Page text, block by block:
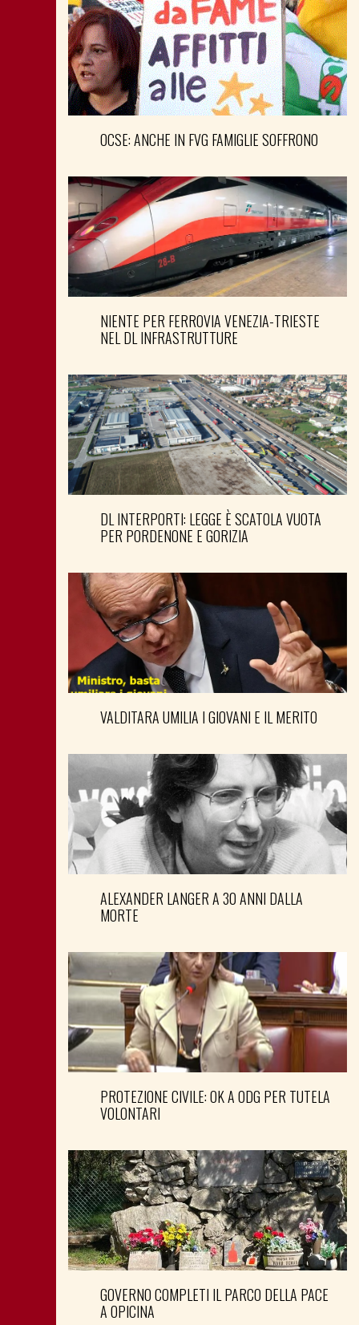
OCSE: ANCHE IN FVG FAMIGLIE SOFFRONO
NIENTE PER FERROVIA VENEZIA-TRIESTE
NEL DL INFRASTRUTTURE
DL INTERPORTI: LEGGE È SCATOLA VUOTA
PER PORDENONE E GORIZIA
VALDITARA UMILIA I GIOVANI E IL MERITO
ALEXANDER LANGER A 30 ANNI DALLA
MORTE
PROTEZIONE CIVILE: OK A ODG PER TUTELA
VOLONTARI
GOVERNO COMPLETI IL PARCO DELLA PACE
A OPICINA